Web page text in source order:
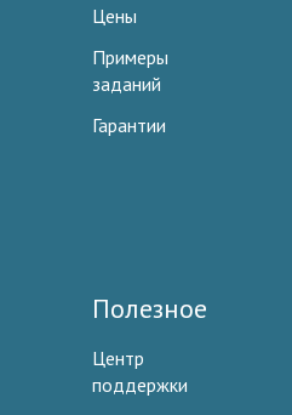
Цены
Примеры
заданий
Гарантии
Полезное
Центр
поддержки